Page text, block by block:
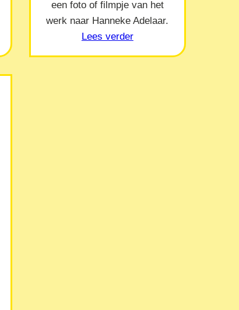
een foto of filmpje van het
werk naar Hanneke Adelaar.
Lees verder